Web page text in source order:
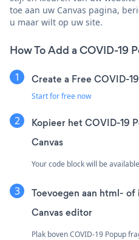
toe aan uw Canvas pagina,
u maar wilt op uw site.
How To Add a COVID-19
Create a Free COVID-
Start for free now
Kopieer het COVID-19
Canvas
Your code block will be
Toevoegen aan html-
Canvas editor
Plak boven COVID-19 Popup